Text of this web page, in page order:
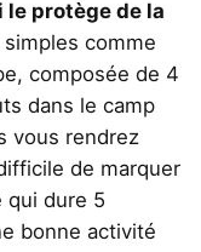
protège de la
comme
composée de 4
dans le camp
vous rendrez
de marquer
qui dure 5
bonne activité